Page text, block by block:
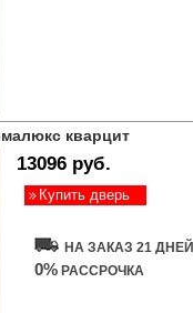
кварцит
13096 руб.
Купить дверь
НА ЗАКАЗ 21 ДНЕЙ
0% РАССРОЧКА